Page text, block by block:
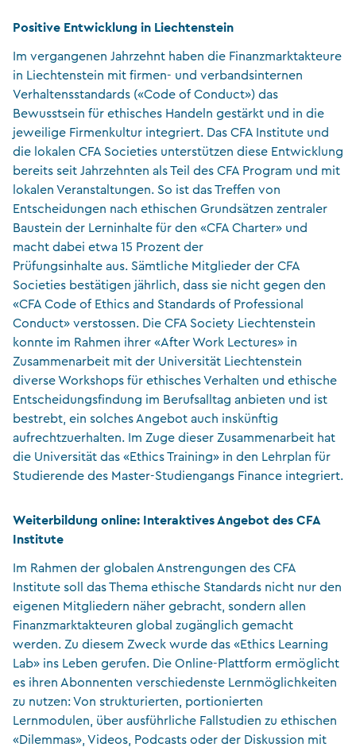
Positive Entwicklung in Liechtenstein
Im vergangenen Jahrzehnt haben die Finanzmarktakteure
in Liechtenstein mit firmen- und verbandsinternen
Verhaltensstandards («Code of Conduct») das
Bewusstsein für ethisches Handeln gestärkt und in die
jeweilige Firmenkultur integriert. Das CFA Institute und
die lokalen CFA Societies unterstützen diese Entwicklung
bereits seit Jahrzehnten als Teil des CFA Program und mit
lokalen Veranstaltungen. So ist das Treffen von
Entscheidungen nach ethischen Grundsätzen zentraler
Baustein der Lerninhalte für den «CFA Charter» und
macht dabei etwa 15 Prozent der
Prüfungsinhalte aus. Sämtliche Mitglieder der CFA
Societies bestätigen jährlich, dass sie nicht gegen den
«CFA Code of Ethics and Standards of Professional
Conduct» verstossen. Die CFA Society Liechtenstein
konnte im Rahmen ihrer «After Work Lectures» in
Zusammenarbeit mit der Universität Liechtenstein
diverse Workshops für ethisches Verhalten und ethische
Entscheidungsfindung im Berufsalltag anbieten und ist
bestrebt, ein solches Angebot auch inskünftig
aufrechtzuerhalten. Im Zuge dieser Zusammenarbeit hat
die Universität das «Ethics Training» in den Lehrplan für
Studierende des Master-Studiengangs Finance integriert.
Weiterbildung online: Interaktives Angebot des CFA
Institute
Im Rahmen der globalen Anstrengungen des CFA
Institute soll das Thema ethische Standards nicht nur den
eigenen Mitgliedern näher gebracht, sondern allen
Finanzmarktakteuren global zugänglich gemacht
werden. Zu diesem Zweck wurde das «Ethics Learning
Lab» ins Leben gerufen. Die Online-Plattform ermöglicht
es ihren Abonnenten verschiedenste Lernmöglichkeiten
zu nutzen: Von strukturierten, portionierten
Lernmodulen, über ausführliche Fallstudien zu ethischen
«Dilemmas», Videos, Podcasts oder der Diskussion mit